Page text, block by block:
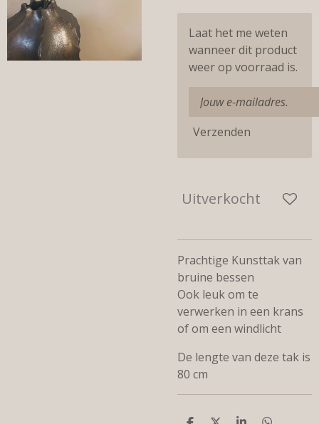
Laat het me weten
wanneer dit product
weer op voorraad is.
Verzenden
Uitverkocht
Prachtige Kunsttak van
bruine bessen
Ook leuk om te
verwerken in een krans
of om een windlicht
De lengte van deze tak is
80 cm